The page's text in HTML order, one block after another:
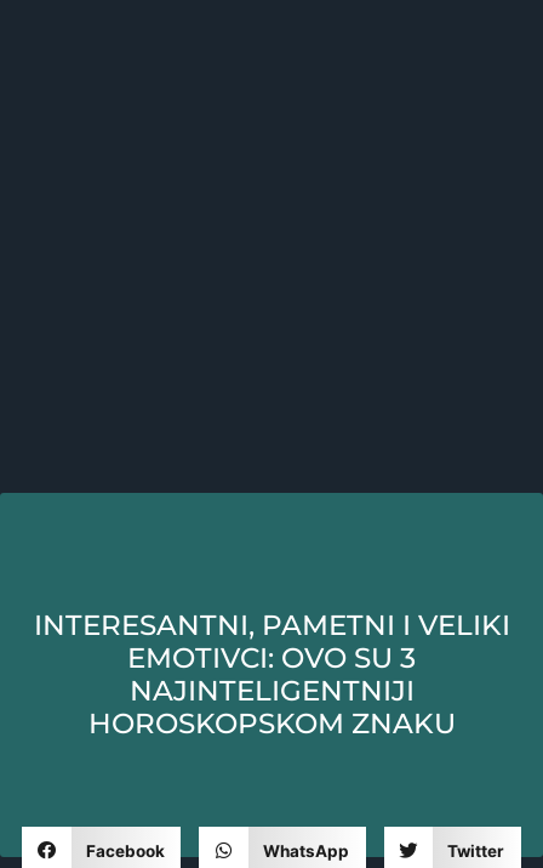
INTERESANTNI, PAMETNI I VELIKI
EMOTIVCI: OVO SU 3
NAJINTELIGENTNIJI
HOROSKOPSKOM ZNAKU
Facebook WhatsApp Twitter